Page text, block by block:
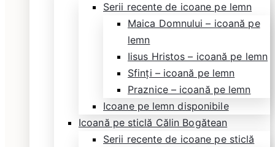
Serii recente de icoane pe lemn
Maica Domnului – icoană pe
lemn
Iisus Hristos – icoană pe lemn
Sfinți – icoană pe lemn
Praznice – icoană pe lemn
Icoane pe lemn disponibile
Icoană pe sticlă Călin Bogătean
Serii recente de icoane pe sticlă